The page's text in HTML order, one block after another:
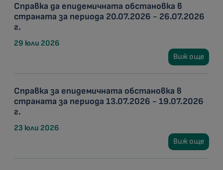
Справка да епидемичната обстановка в
страната за периода 20.07.2026 - 26.07.2026
г.
29 юли 2026
Виж още
Справка за епидемичната обстановка в
страната за периода 13.07.2026 - 19.07.2026
г.
23 юли 2026
Виж още